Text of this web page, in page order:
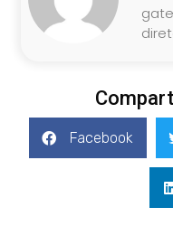
Facebook